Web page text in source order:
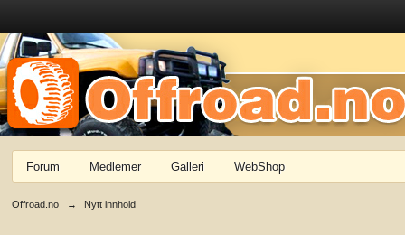
Forum Medlemer Galleri WebShop
Offroad.no → Nytt innhold